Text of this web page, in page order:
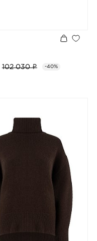
102 030 ₽ -40%